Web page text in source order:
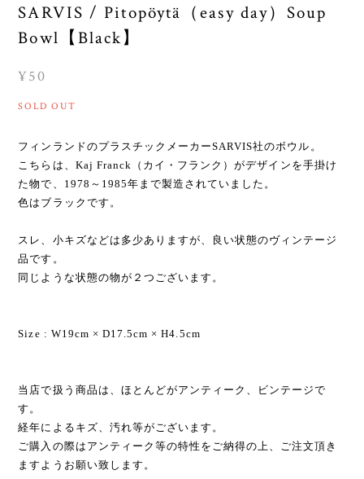
SARVIS / Pitopöytä（easy day）Soup
Bowl【Black】
¥50
SOLD OUT
フィンランドのプラスチックメーカーSARVIS社のボウル。
こちらは、Kaj Franck（カイ・フランク）がデザインを手掛け
た物で、1978～1985年まで製造されていました。
色はブラックです。
スレ、小キズなどは多少ありますが、良い状態のヴィンテージ
品です。
同じような状態の物が２つございます。
Size : W19cm × D17.5cm × H4.5cm
当店で扱う商品は、ほとんどがアンティーク、ビンテージで
す。
経年によるキズ、汚れ等がございます。
ご購入の際はアンティーク等の特性をご納得の上、ご注文頂き
ますようお願い致します。